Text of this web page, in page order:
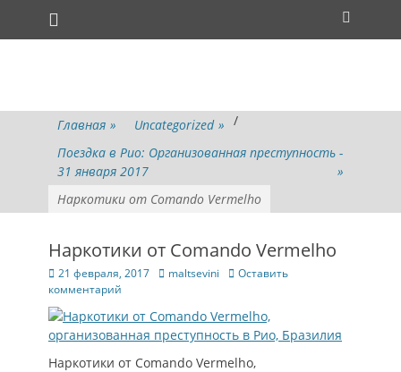
Основное меню
Главная » Uncategorized » /
Поездка в Рио: Организованная преступность -
31 января 2017
»
Наркотики от Comando Vermelho
Наркотики от Comando Vermelho
Опубликовано
21 февраля, 2017 Автор
maltsevini
Оставить
комментарий
Наркотики от Comando Vermelho,